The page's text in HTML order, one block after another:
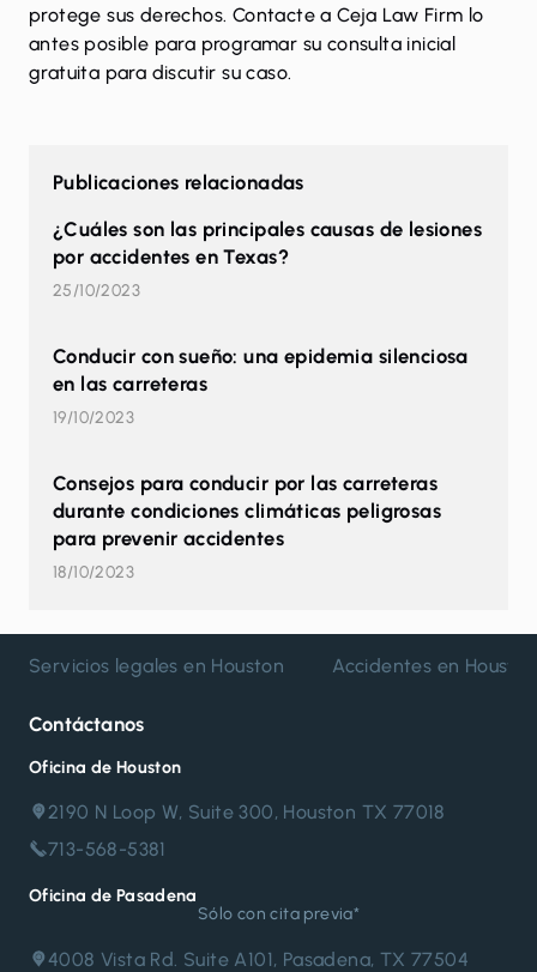
protege sus derechos. Contactea Ceja Law Firm lo
antes posible para programar su consulta inicial
gratuita para discutir su caso.
Publicaciones relacionadas
¿Cuáles son las principales causas de lesiones
por accidentes en Texas?
25/10/2023
Conducir con sueño: una epidemia silenciosa
en las carreteras
19/10/2023
Consejos para conducir por las carreteras
durante condiciones climáticas peligrosas
para prevenir accidentes
18/10/2023
Servicios legales en Houston Accidentes en Houston
Contáctanos
Oficina de Houston
2190 N Loop W, Suite 300, Houston TX 77018
713-568-5381
Oficina de Pasadena
Sólo con cita previa*
4008 Vista Rd. Suite A101, Pasadena, TX 77504